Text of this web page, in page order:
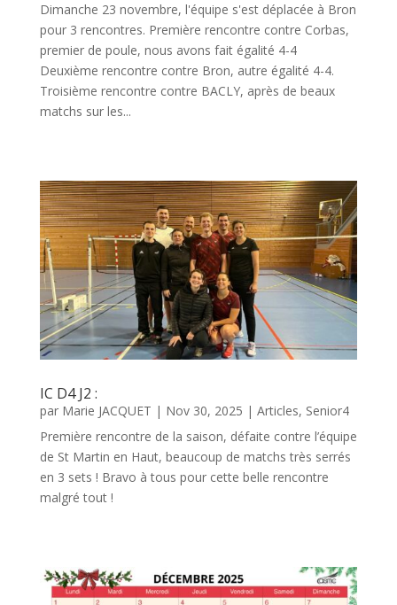
Dimanche 23 novembre, l'équipe s'est déplacée à Bron
pour 3 rencontres. Première rencontre contre Corbas,
premier de poule, nous avons fait égalité 4-4
Deuxième rencontre contre Bron, autre égalité 4-4.
Troisième rencontre contre BACLY, après de beaux
matchs sur les...
IC D4 J2 :
par Marie JACQUET | Nov 30, 2025 | Articles, Senior4
Première rencontre de la saison, défaite contre l’équipe
de St Martin en Haut, beaucoup de matchs très serrés
en 3 sets ! Bravo à tous pour cette belle rencontre
malgré tout !